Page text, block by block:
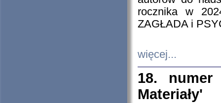
rocznika w
ZAGŁADA i
więcej...
18. numer
Materiały'